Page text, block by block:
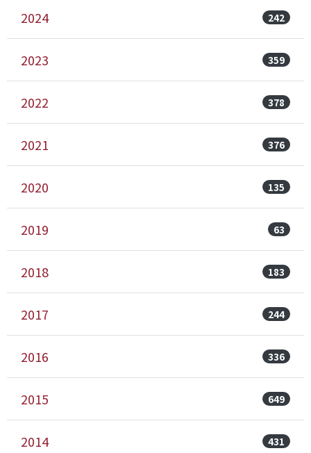
2024 242
2023 359
2022 378
2021 376
2020 135
2019 63
2018 183
2017 244
2016 336
2015 649
2014 431